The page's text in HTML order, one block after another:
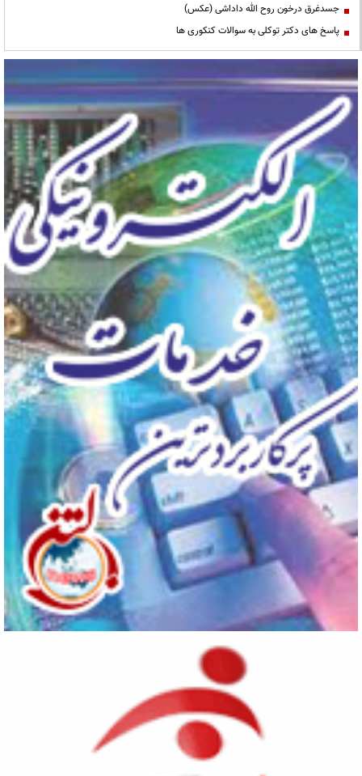
جسدغرق درخون روح الله داداشی (عکس)
پاسخ های دکتر توکلی به سوالات کنکوری ها